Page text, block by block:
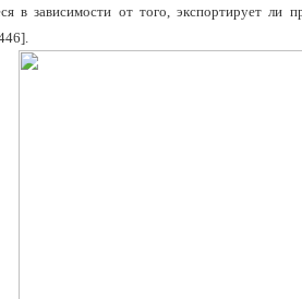
в зависимости от того, экспортирует ли
.